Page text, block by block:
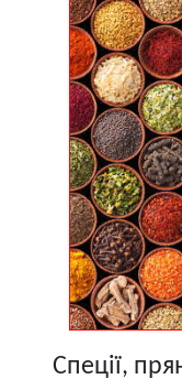
Спеції,